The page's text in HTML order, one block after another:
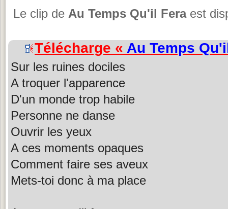
Le clip de Au Temps Qu'il Feraest
Télécharge « Au Temps
Sur les ruines dociles
A troquer l'apparence
D'un monde trop habile
Personne ne danse
Ouvrir les yeux
A ces moments opaques
Comment faire ses aveux
Mets-toi donc à ma place